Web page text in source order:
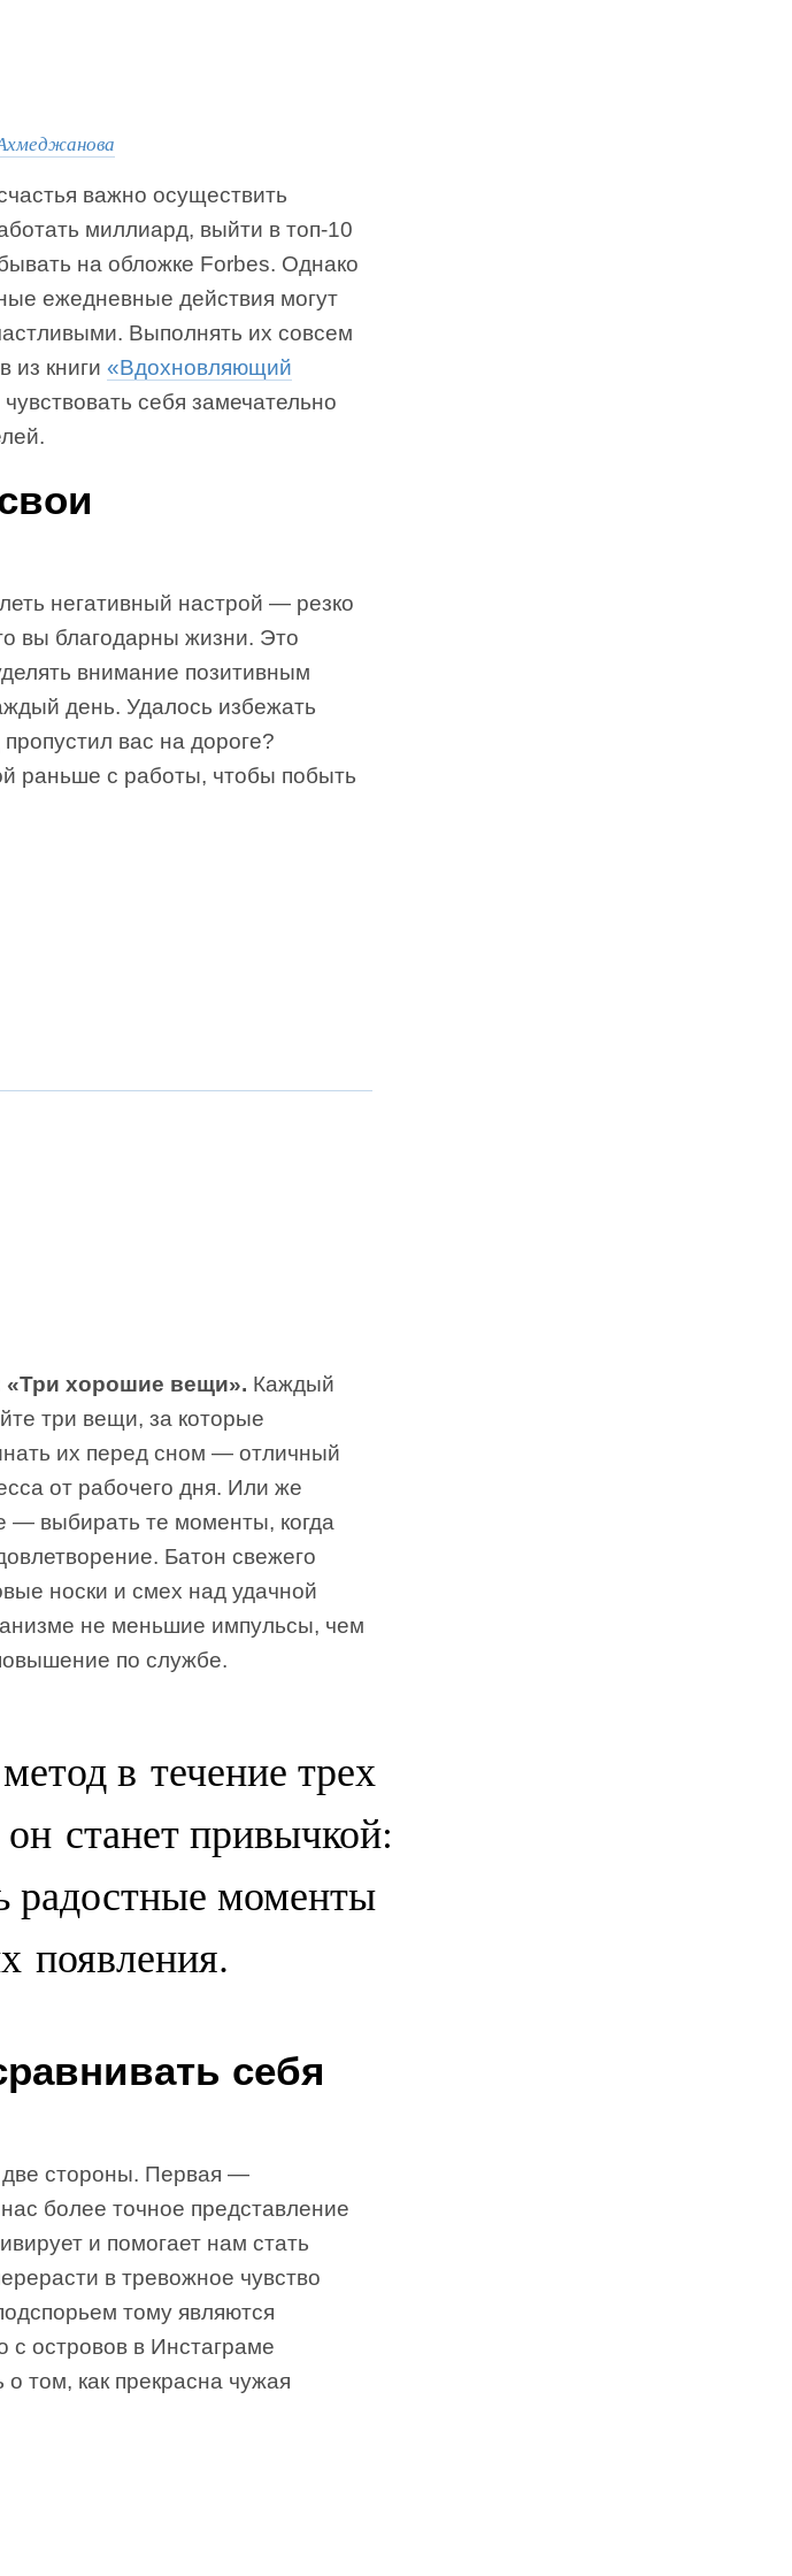
важно осуществить
миллиард, выйти в топ-10
на обложке Forbes. Однако
ежедневные действия могут
Выполнять их совсем
из книги «Вдохновляющий
себя замечательно
негативный настрой — резко
вы благодарны жизни. Это
внимание позитивным
день. Удалось избежать
вас на дороге?
раньше с работы, чтобы побыть
«Три хорошие вещи». Каждый
три вещи, за которые
их перед сном — отличный
от рабочего дня. Или же
— выбирать те моменты, когда
Батон свежего
носки и смех над удачной
не меньшие импульсы, чем
по службе.
в течение трех
станет привычкой:
радостные моменты
появления.
себя
стороны. Первая —
более точное представление
и помогает нам стать
в тревожное чувство
тому являются
с островов в Инстаграме
том, как прекрасна чужая